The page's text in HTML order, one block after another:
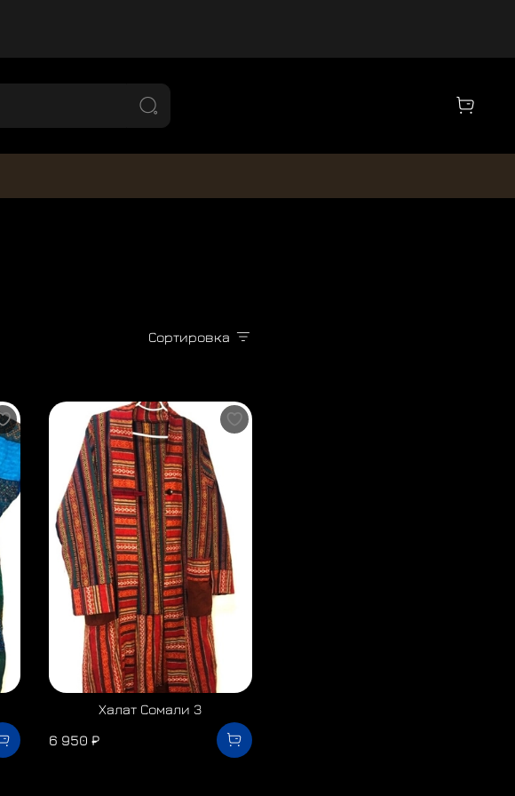
Сортировка
Халат Сомали 3
6 950 ₽